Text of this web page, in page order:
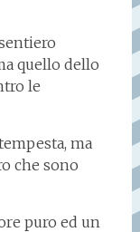
quello dello
le
ma
che sono
puro ed un